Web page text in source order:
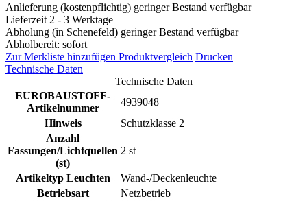
Anlieferung (kostenpflichtig) geringer Bestand verfügbar
Lieferzeit 2 - 3 Werktage
Abholung (in Schenefeld) geringer Bestand verfügbar
Abholbereit: sofort
Zur Merkliste hinzufügen Produktvergleich Drucken
Technische Daten
Technische Daten
EUROBAUSTOFF-
Artikelnummer
4939048
Hinweis
Schutzklasse 2
Anzahl
Fassungen/Lichtquellen
(st)
2 st
Artikeltyp Leuchten
Wand-/Deckenleuchte
Betriebsart
Netzbetrieb